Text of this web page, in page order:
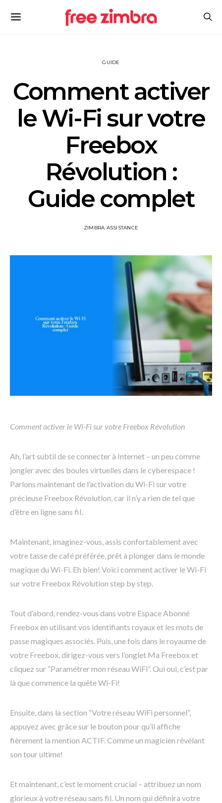
GUIDE
Comment activer
le Wi-Fi sur votre
Freebox
Révolution :
Guide complet
ZIMBRA ASSISTANCE
Comment activer le Wi-Fi sur votre Freebox Révolution
Ah, l’art subtil de se connecter à Internet – un peu comme
jongler avec des boules virtuelles dans le cyberespace !
Parlons maintenant de l’activation du Wi-Fi sur votre
précieuse Freebox Révolution, car il n’y a rien de tel que
d’être en ligne sans fil.
Maintenant, imaginez-vous, assis confortablement avec
votre tasse de café préférée, prêt à plonger dans le monde
magique du Wi-Fi. Eh bien! Voici comment activer le Wi-Fi
sur votre Freebox Révolution step by step.
Tout d’abord, rendez-vous dans votre Espace Abonné
Freebox en utilisant vos identifiants royaux et les mots de
passe magiques associés. Puis, une fois dans le royaume de
votre Freebox, dirigez-vous vers l’onglet Ma Freebox et
cliquez sur “Paramétrer mon réseau WiFi”. Oui oui, c’est par
là que commence la quête Wi-Fi!
Ensuite, dans la section “Votre réseau WiFi personnel”,
appuyez avec grâce sur le bouton pour qu’il affiche
fièrement la mention ACTIF. Comme un magicien révélant
son tour ultime!
Et maintenant, c’est le moment crucial – attribuez un nom
glorieux à votre réseau sans fil. Un nom qui définira votre